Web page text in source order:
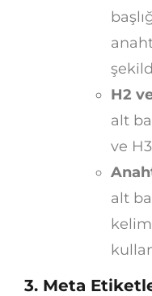
H2
alt
ve
alt
3. Meta